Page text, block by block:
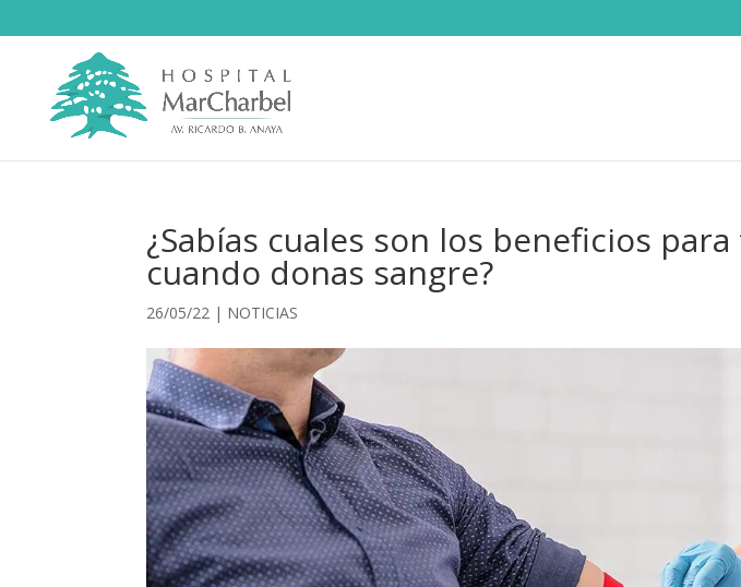
¿Sabías cuales son los beneficios
cuando donas sangre?
26/05/22 | NOTICIAS